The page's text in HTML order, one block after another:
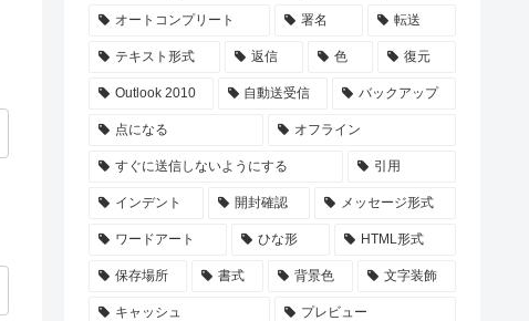
オートコンプリート 署名 転送
テキスト形式 返信 色 復元
Outlook 2010 自動送受信 バックアップ
点になる オフライン
すぐに送信しないようにする 引用
インデント 開封確認 メッセージ形式
ワードアート ひな形 HTML形式
保存場所 書式 背景色 文字装飾
キャッシュ プレビュー